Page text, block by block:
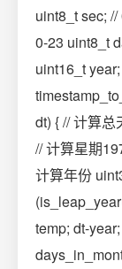
uint8_t sec;
0-23 uint8_t
uint16_t
dt) { // 计算
// 计算星期
计算年份
temp; dt-